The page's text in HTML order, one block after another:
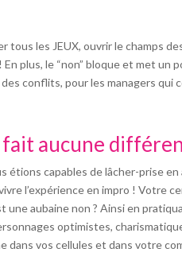
tous les JEUX, ouvrir le champs
plus, le “non” bloque et met un
conflits, pour les managers
aucune
étions capables de lâcher-prise
l’expérience en impro !
une aubaine non ? Ainsi en
optimistes,
dans vos cellules et dans votre